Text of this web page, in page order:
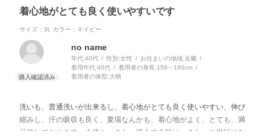
着心地がとても良く使いやすいです
サイズ：3L カラー：ネイビー
no name
年代:40代 性別:女性 お住まいの地域:近畿
着用年代:40代 着用者の身長:156～160cm
着用者の体型:大柄
洗いも、普通洗いが出来るし、着心地がとても良く使いやすい、伸び
縮みし、汗の吸収も良く、夏場なんかも、着心地がよく、とても、満
足致しております。今後も、また、購入する時は、また、お世話にな